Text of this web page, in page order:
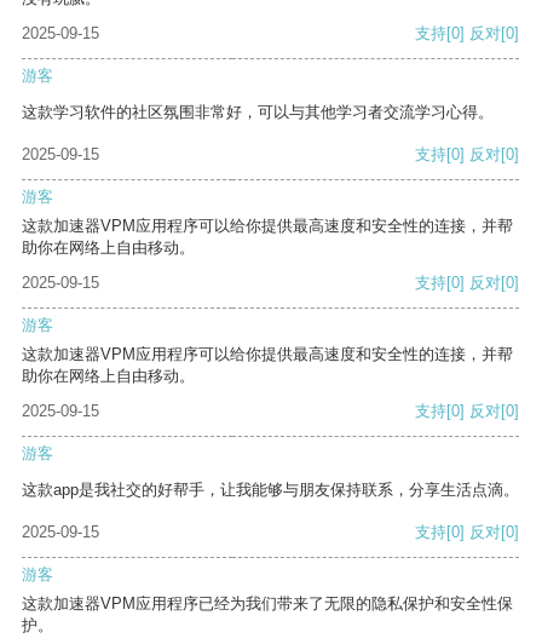
2025-09-15
支持[0] 反对[0]
游客
这款学习软件的社区氛围非常好，可以与其他学习者交流学习心得。
2025-09-15 支持[0] 反对[0]
游客
这款加速器VPM应用程序可以给你提供最高速度和安全性的连接，并帮
助你在网络上自由移动。
2025-09-15
支持[0] 反对[0]
游客
这款加速器VPM应用程序可以给你提供最高速度和安全性的连接，并帮
助你在网络上自由移动。
2025-09-15
支持[0] 反对[0]
游客
这款app是我社交的好帮手，让我能够与朋友保持联系，分享生活点滴。
2025-09-15 支持[0] 反对[0]
游客
这款加速器VPM应用程序已经为我们带来了无限的隐私保护和安全性保
护。